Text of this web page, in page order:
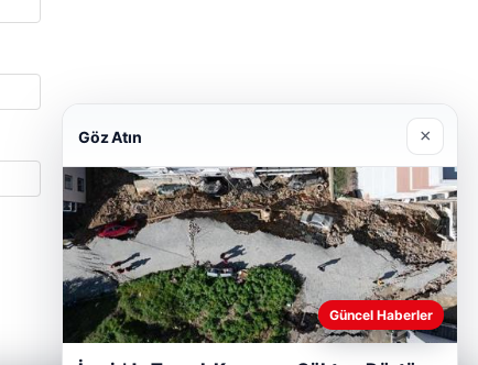
Göz Atın ×
Güncel Haberler